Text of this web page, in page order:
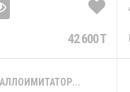
42 600 T